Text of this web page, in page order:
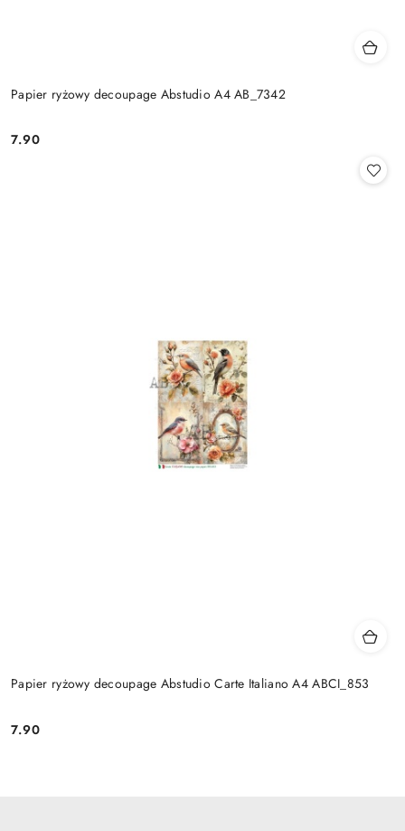
Papier ryżowy decoupage Abstudio A4 AB_7342
Cena:
7.90
Papier ryżowy decoupage Abstudio Carte Italiano A4 ABCI_853
Cena:
7.90